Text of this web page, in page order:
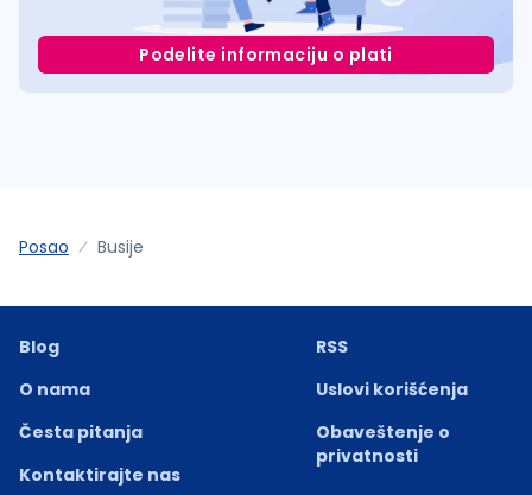
Podelite informaciju o plati
Posao Busije
Blog
O nama
Česta pitanja
Kontaktirajte nas
RSS
Uslovi korišćenja
Obaveštenje o
privatnosti